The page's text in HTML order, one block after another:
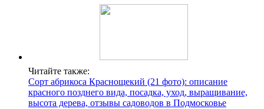
Читайте также:
Сорт абрикоса Краснощекий (21 фото): описание
красного позднего вида, посадка, уход, выращивание,
высота дерева, отзывы садоводов в Подмосковье